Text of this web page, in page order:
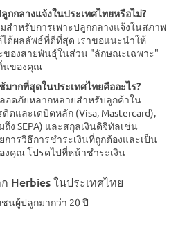
กลางแจ้งในประเทศไทยหรือไม่?
สำหรับการเพาะปลูกกลางแจ้งในสภาพ
ได้ผลลัพธ์ที่ดีที่สุด เราขอแนะนำให้
ของสายพันธุ์ในส่วน "ลักษณะเฉพาะ"
นของคุณ
ากที่สุดในประเทศไทยคืออะไร?
อดภัยหลากหลายสำหรับลูกค้าใน
ตและเดบิตหลัก (Visa, Mastercard),
ง SEPA) และสกุลเงินดิจิทัลเช่น
การวิธีการชำระเงินที่ถูกต้องและเป็น
คุณ โปรดไปที่หน้าชำระเงิน
Herbies ในประเทศไทย
นผู้ปลูกมากว่า 20 ปี